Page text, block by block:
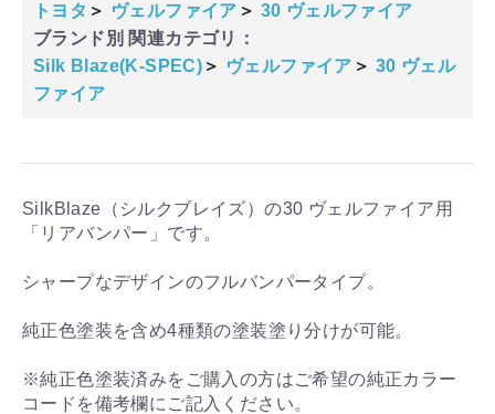
トヨタ ＞ ヴェルファイア ＞ 30 ヴェルファイア
ブランド別 関連カテゴリ：
Silk Blaze(K-SPEC) ＞ ヴェルファイア ＞ 30 ヴェル
ファイア
SilkBlaze（シルクブレイズ）の30 ヴェルファイア用
「リアバンパー」です。
シャープなデザインのフルバンパータイプ。
純正色塗装を含め4種類の塗装塗り分けが可能。
※純正色塗装済みをご購入の方はご希望の純正カラー
コードを備考欄にご記入ください。